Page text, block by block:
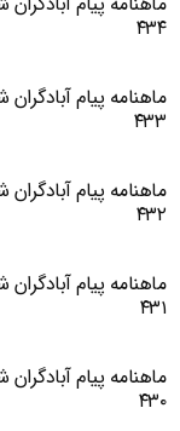
۴۳۴
ماهنامه پیام آبادگران
۴۳۳
ماهنامه پیام آبادگران
۴۳۲
ماهنامه پیام آبادگران
۴۳۱
ماهنامه پیام آبادگران
۴۳۰